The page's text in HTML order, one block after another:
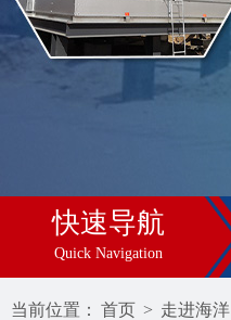
快速导航
Quick Navigation
当前位置： 首页 > 走进海洋